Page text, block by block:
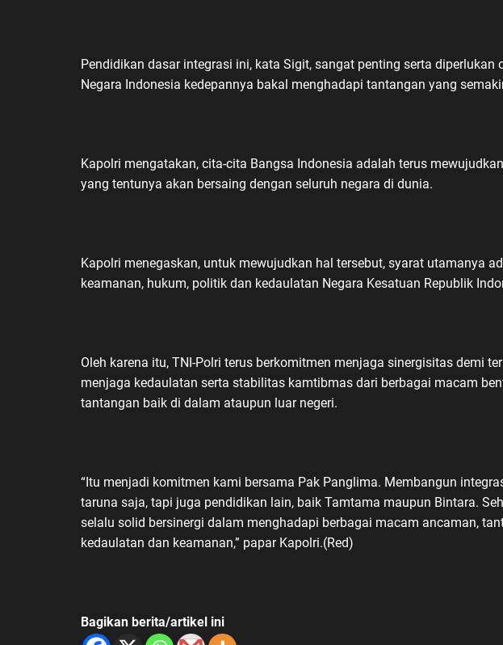
Pendidikan dasar integrasi ini, kata Sigit, sangat penting serta diperlukan
Negara Indonesia kedepannya bakal menghadapi tantangan yang
Kapolri mengatakan, cita-cita Bangsa Indonesia adalah terus
yang tentunya akan bersaing dengan seluruh negara di dunia.
Kapolri menegaskan, untuk mewujudkan hal tersebut, syarat utamanya
keamanan, hukum, politik dan kedaulatan Negara Kesatuan Republik
Oleh karena itu, TNI-Polri terus berkomitmen menjaga sinergisitas demi
menjaga kedaulatan serta stabilitas kamtibmas dari berbagai macam
tantangan baik di dalam ataupun luar negeri.
“Itu menjadi komitmen kami bersama Pak Panglima. Membangun
taruna saja, tapi juga pendidikan lain, baik Tamtama maupun Bintara.
selalu solid bersinergi dalam menghadapi berbagai macam ancaman,
kedaulatan dan keamanan,” papar Kapolri.(Red)
Bagikan berita/artikel ini